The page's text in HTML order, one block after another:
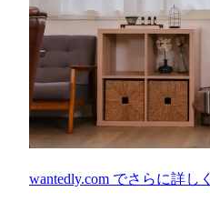
wantedly.com でさらに詳しく